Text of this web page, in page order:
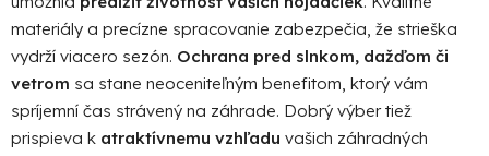
materiály a precízne spracovanie zabezpečia, že strieška
vydrží viacero sezón. Ochrana pred slnkom, dažďom či
vetrom sa stane neoceniteľným benefitom, ktorý vám
spríjemní čas strávený na záhrade. Dobrý výber tiež
prispieva k atraktívnemu vzhľadu vašich záhradných